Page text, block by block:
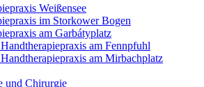
Weißensee
im Storkower Bogen
am Garbátyplatz
am Fennpfuhl
am Mirbachplatz
und Chirurgie